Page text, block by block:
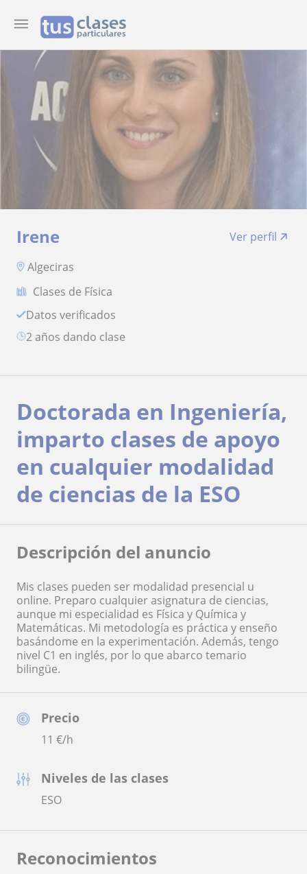
Irene
Ver perfil
Algeciras
Clases de Física
Datos verificados
2 años dando clase
Precio
11 €/h
Niveles de las clases
ESO
Doctorada en Ingeniería,
imparto clases de apoyo
en cualquier modalidad
de ciencias de la ESO
Descripción del anuncio
Mis clases pueden ser modalidad presencial u
online. Preparo cualquier asignatura de ciencias,
aunque mi especialidad es Física y Química y
Matemáticas. Mi metodología es práctica y enseño
basándome en la experimentación. Además, tengo
nivel C1 en inglés, por lo que abarco temario
bilingüe.
Reconocimientos